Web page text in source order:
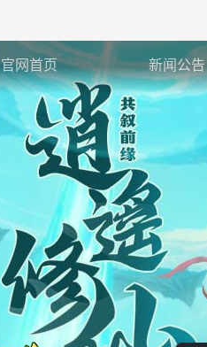
官网首页 新闻公告